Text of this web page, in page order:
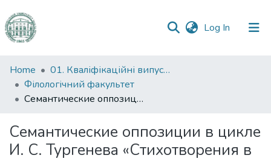
Log In (current)
Communities
&
Collections
Statistics
Home
01. Кваліфікаційні випускні роботи здобувачів вищої освіти
Філологічний факультет
Семантические оппозиции в цикле И. С. Тургенева «Стихотворения в прозе»
Семантические оппозиции в цикле
И. С. Тургенева «Стихотворения в